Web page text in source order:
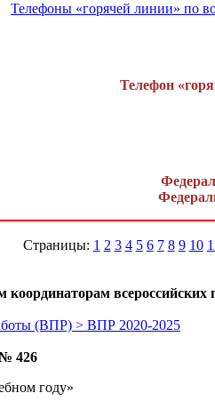
Телефоны «горячей линии» по
Телефон
Страницы: 1 2 3 4 5 6 7 8 9 10
всероссийских
(ВПР) > ВПР 2020-2025
426
году»